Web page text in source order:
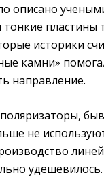
описано
пластины
историки
камни»
направление.
не